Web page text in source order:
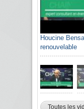
Houcine
renouvelable
Toutes les